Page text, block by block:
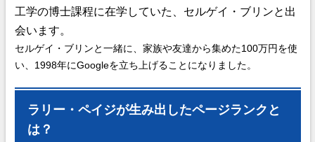
工学の博士課程に在学していた、セルゲイ・ブリンと出
会います。
セルゲイ・ブリンと一緒に、家族や友達から集めた100万円を使
い、1998年にGoogleを立ち上げることになりました。
ラリー・ペイジが生み出したページランクと
は？